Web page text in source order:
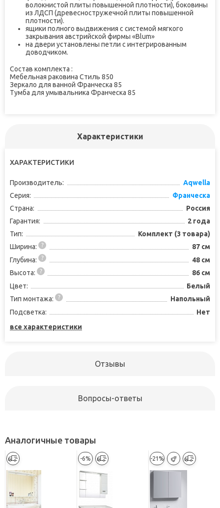
волокнистой плиты повышенной плотности), боковины
из ЛДСП (древесностружечной плиты повышенной
плотности).
ящики полного выдвижения с системой мягкого
закрывания австрийской фирмы «Blum»
на двери установлены петли с интегрированным
доводчиком.
Состав комплекта :
Мебельная раковина Стиль 850
Зеркало для ванной Франческа 85
Тумба для умывальника Франческа 85
Характеристики
ХАРАКТЕРИСТИКИ
Производитель:
Aqwella
Серия:
Франческа
Страна:
Россия
Гарантия:
2 года
Тип:
Комплект (3 товара)
Ширина:
87 см
Глубина:
48 см
Высота:
86 см
Цвет:
Белый
Тип монтажа:
Напольный
Подсветка:
Нет
все характеристики
Отзывы
Вопросы-ответы
Аналогичные товары
-6% -21%